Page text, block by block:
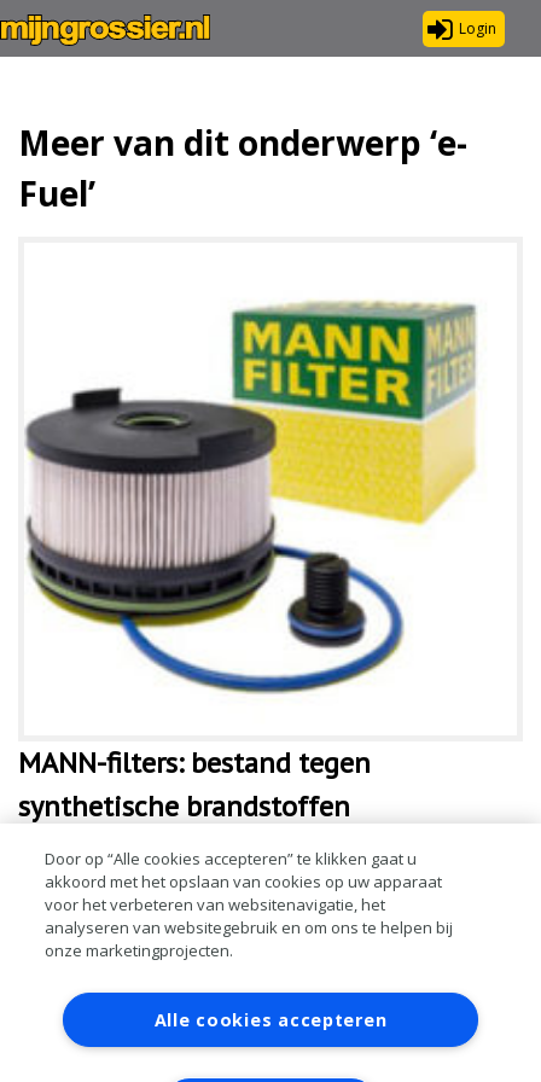
Login
Meer van dit onderwerp ‘e-
Fuel’
MANN-filters: bestand tegen
synthetische brandstoffen
Synthetische brandstoffen (eFuels) zijn duurzamere varianten van
benzine en diesel en zijn in het gebruik CO2-neutraal. Deze
synthetische brandstoffen zijn echter agressief voor sommige
rubberafdichtin
Contact Account aanvragen
Inloggen
RAI bestanden
Privacy
Algemene
voorwaarden
Door op “Alle cookies accepteren” te klikken gaat u
akkoord met het opslaan van cookies op uw apparaat
voor het verbeteren van websitenavigatie, het
analyseren van websitegebruik en om ons te helpen bij
onze marketingprojecten.
Alle cookies accepteren